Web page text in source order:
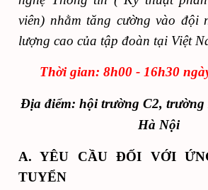
viên) nhằm tăng cường vào đội
lượng cao của tập đoàn tại Việt
Thời gian: 8h00 - 16h30
Địa điểm: hội trường C2,
Hà Nội
A. YÊU CẦU ĐỐI VỚI
TUYỂN